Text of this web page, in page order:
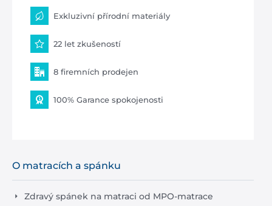
Exkluzivní přírodní materiály
22 let zkušeností
8 firemních prodejen
100% Garance spokojenosti
O matracích a spánku
Zdravý spánek na matraci od MPO-matrace